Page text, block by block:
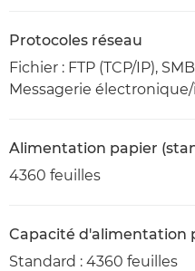
Protocoles réseau
Fichier : FTP (TCP/IP),
Messagerie électronique/
Alimentation papier
4360 feuilles
Capacité d'alimentation
Standard : 4360 feuilles